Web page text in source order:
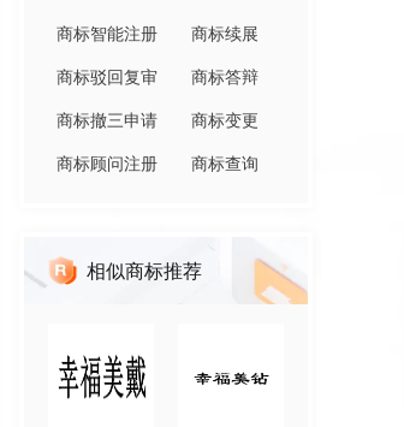
商标智能注册
商标续展
商标驳回复审
商标答辩
商标撤三申请
商标变更
商标顾问注册
商标查询
相似商标推荐